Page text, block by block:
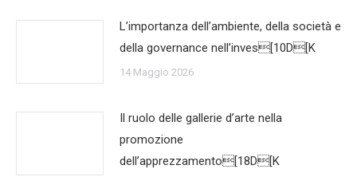
L’importanza dell’ambiente, della società e
della governance nell’inves[10D[K
14 Maggio 2026
Il ruolo delle gallerie d’arte nella
promozione
dell’apprezzamento[18D[K